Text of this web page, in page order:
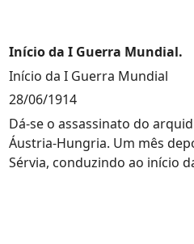
Início da I Guerra Mundial.
Início da I Guerra Mundial
28/06/1914
Dá-se o assassinato do
Áustria-Hungria. Um mês
Sérvia, conduzindo ao início